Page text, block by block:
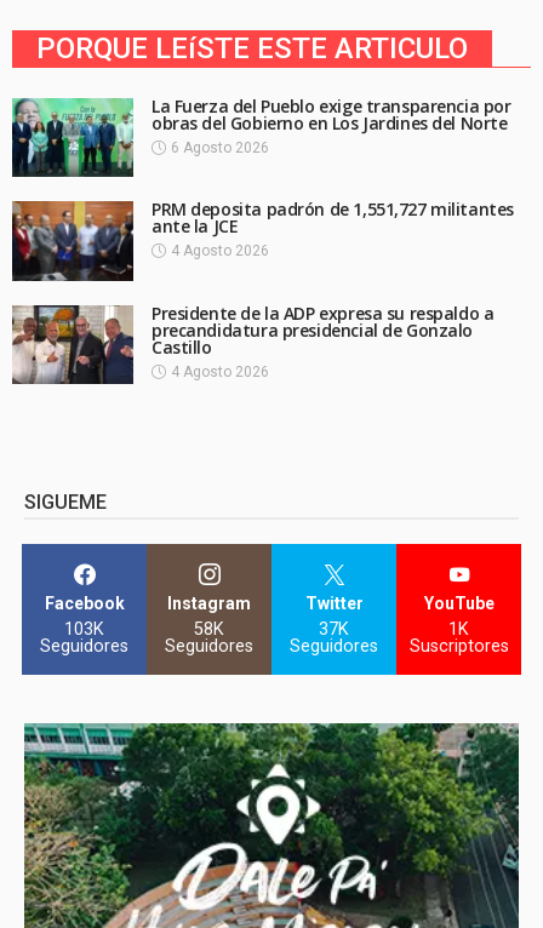
PORQUE LEíSTE ESTE ARTICULO
La Fuerza del Pueblo exige transparencia por
obras del Gobierno en Los Jardines del Norte
6 Agosto 2026
PRM deposita padrón de 1,551,727 militantes
ante la JCE
4 Agosto 2026
Presidente de la ADP expresa su respaldo a
precandidatura presidencial de Gonzalo
Castillo
4 Agosto 2026
SIGUEME
Facebook
103K
Seguidores
Instagram
58K
Seguidores
Twitter
37K
Seguidores
YouTube
1K
Suscriptores